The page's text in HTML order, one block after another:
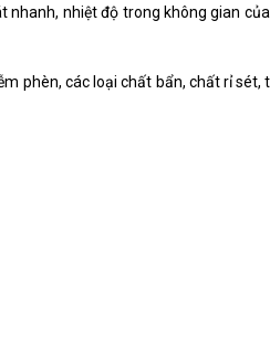
nhanh, nhiệt độ trong không gian
phèn, các loại chất bẩn, chất rỉ sét,